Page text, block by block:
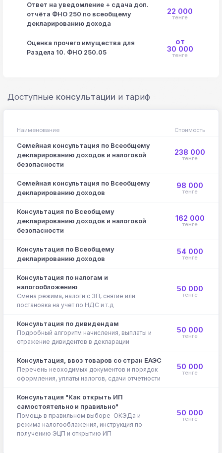
Ответ на уведомление + сдача доп.
отчёта ФНО 250 по всеобщему
декларированию дохода
22 000
тенге
Оценка прочего имущества для
Раздела 10. ФНО 250.05
от
30 000
тенге
Доступные консультации и тариф
Наименование Стоимость
Семейная консультация по Всеобщему
декларированию доходов и налоговой
безопасности
238 000
тенге
Семейная консультация по Всеобщему
декларированию доходов
98 000
тенге
Консультация по Всеобщему
декларированию доходов и налоговой
безопасности
162 000
тенге
Консультация по Всеобщему
декларированию доходов
54 000
тенге
Консультация по налогам и
налогообложению
Смена режима, налоги с ЗП, снятие или
постановка на учет по НДС и т.д
50 000
тенге
Консультация по дивидендам
Подробный алгоритм начисления, выплаты и
отражение дивидентов в декларации
50 000
тенге
Консультация, ввоз товаров со стран ЕАЭС
Перечень неоходимых документов и порядок
оформления, уплаты налогов, сдачи отчетности
50 000
тенге
Консультация "Как открыть ИП
самостоятельно и правильно"
Помощь в правильном выборе ОКЭДа и
режима налогооблажения, инструкция по
получению ЭЦП и открытию ИП
50 000
тенге